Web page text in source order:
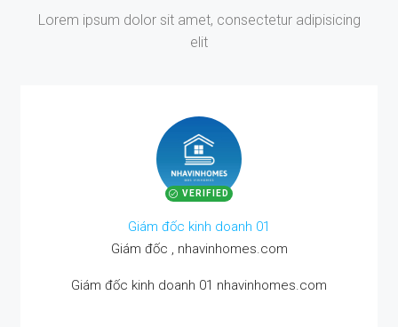
Lorem ipsum dolor sit amet, consectetur adipisicing
elit
VERIFIED
Giám đốc kinh doanh 01
Giám đốc , nhavinhomes.com
Giám đốc kinh doanh 01 nhavinhomes.com